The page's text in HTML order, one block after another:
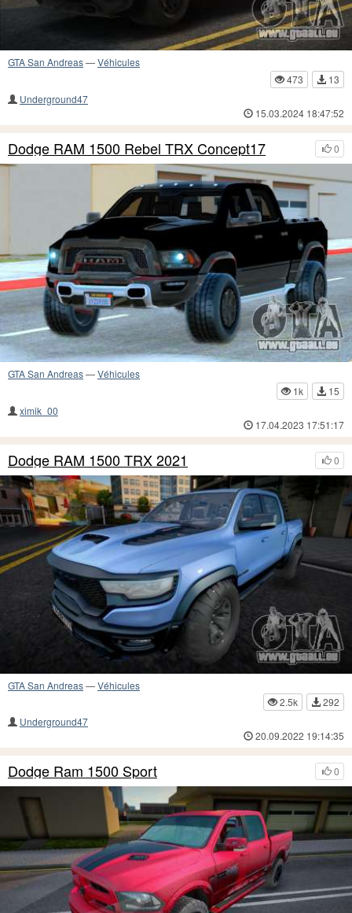
GTA San Andreas—Véhicules
473
13
Underground47
15.03.2024 18:47:52
0
Dodge RAM 1500 Rebel TRX Concept17
GTA San Andreas—Véhicules
1k
15
ximik_00
17.04.2023 17:51:17
0
Dodge RAM 1500 TRX 2021
GTA San Andreas—Véhicules
2.5k
292
Underground47
20.09.2022 19:14:35
0
Dodge Ram 1500 Sport